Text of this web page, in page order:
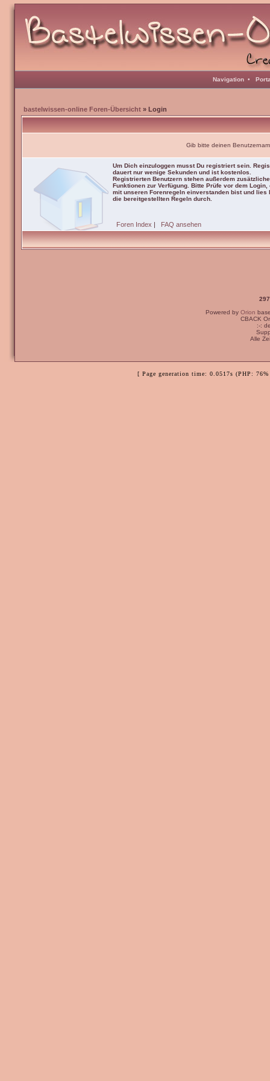
Navigation •
bastelwissen-online Foren-Übersicht » Login
Gib bitte deinen
Um Dich einzuloggen musst Du registriert sein.
dauert nur wenige Sekunden und ist kostenlos.
Registrierten Benutzern stehen außerdem zusätzliche
Funktionen zur Verfügung. Bitte Prüfe vor dem Login,
mit unseren Forenregeln einverstanden bist und lies
die bereitgestellten Regeln durch.
Foren Index | FAQ ansehen
Powered by Orion
CBACK
:-:
Alle
[ Page generation time: 0.0517s (PHP: